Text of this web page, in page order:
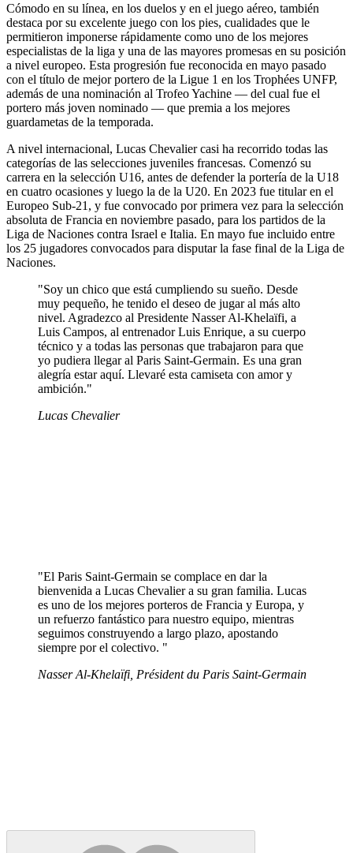
Cómodo en su línea, en los duelos y en el juego aéreo, también
destaca por su excelente juego con los pies, cualidades que le
permitieron imponerse rápidamente como uno de los mejores
especialistas de la liga y una de las mayores promesas en su posición
a nivel europeo. Esta progresión fue reconocida en mayo pasado
con el título de mejor portero de la Ligue 1 en los Trophées UNFP,
además de una nominación al Trofeo Yachine — del cual fue el
portero más joven nominado — que premia a los mejores
guardametas de la temporada.
A nivel internacional, Lucas Chevalier casi ha recorrido todas las
categorías de las selecciones juveniles francesas. Comenzó su
carrera en la selección U16, antes de defender la portería de la U18
en cuatro ocasiones y luego la de la U20. En 2023 fue titular en el
Europeo Sub-21, y fue convocado por primera vez para la selección
absoluta de Francia en noviembre pasado, para los partidos de la
Liga de Naciones contra Israel e Italia. En mayo fue incluido entre
los 25 jugadores convocados para disputar la fase final de la Liga de
Naciones.
"Soy un chico que está cumpliendo su sueño. Desde
muy pequeño, he tenido el deseo de jugar al más alto
nivel. Agradezco al Presidente Nasser Al-Khelaïfi, a
Luis Campos, al entrenador Luis Enrique, a su cuerpo
técnico y a todas las personas que trabajaron para que
yo pudiera llegar al Paris Saint-Germain. Es una gran
alegría estar aquí. Llevaré esta camiseta con amor y
ambición."
Lucas Chevalier
"El Paris Saint-Germain se complace en dar la
bienvenida a Lucas Chevalier a su gran familia. Lucas
es uno de los mejores porteros de Francia y Europa, y
un refuerzo fantástico para nuestro equipo, mientras
seguimos construyendo a largo plazo, apostando
siempre por el colectivo. "
Nasser Al-Khelaïfi, Président du Paris Saint-Germain